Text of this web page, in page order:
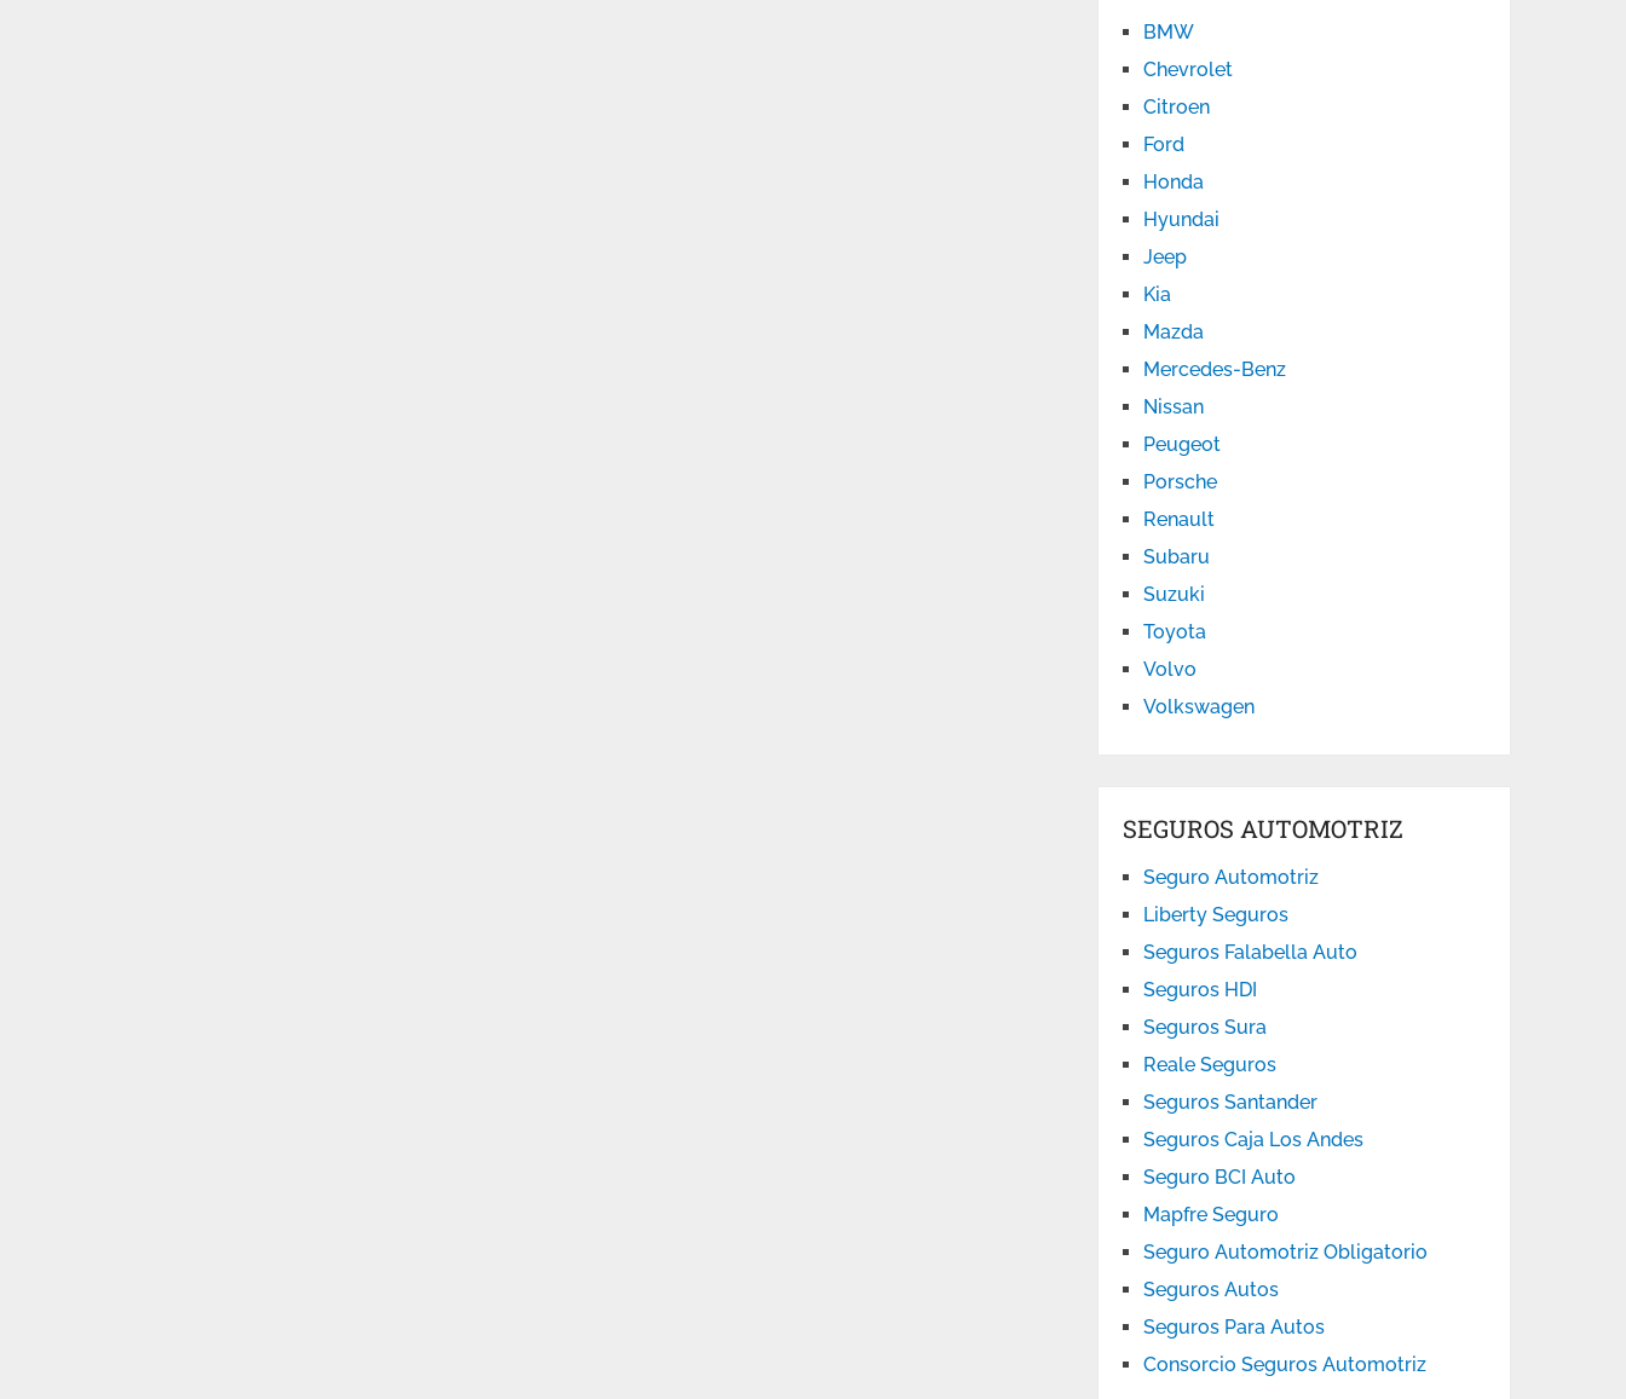
BMW
Chevrolet
Citroen
Ford
Honda
Hyundai
Jeep
Kia
Mazda
Mercedes-Benz
Nissan
Peugeot
Porsche
Renault
Subaru
Suzuki
Toyota
Volvo
Volkswagen
SEGUROS AUTOMOTRIZ
Seguro Automotriz
Liberty Seguros
Seguros Falabella Auto
Seguros HDI
Seguros Sura
Reale Seguros
Seguros Santander
Seguros Caja Los Andes
Seguro BCI Auto
Mapfre Seguro
Seguro Automotriz Obligatorio
Seguros Autos
Seguros Para Autos
Consorcio Seguros Automotriz